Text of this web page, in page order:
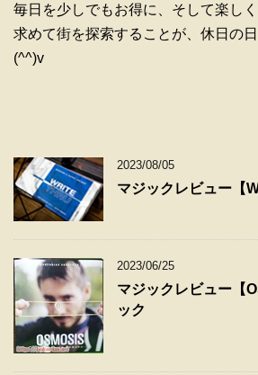
毎日を少しでもお得に、そして楽し
求めて街を探索することが、休日の
(^^)v
2023/08/05
マジックレビュー【
2023/06/25
マジックレビュー【
ック